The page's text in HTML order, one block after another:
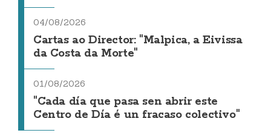
04/08/2026
Cartas ao Director: "Malpica, a Eivissa
da Costa da Morte"
01/08/2026
"Cada día que pasa sen abrir este
Centro de Día é un fracaso colectivo"